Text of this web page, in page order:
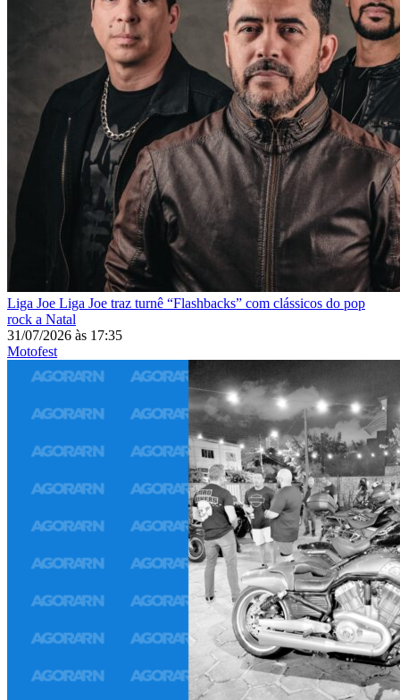
Liga Joe Liga Joe traz turnê “Flashbacks” com clássicos do pop
rock a Natal
31/07/2026 às 17:35
Motofest